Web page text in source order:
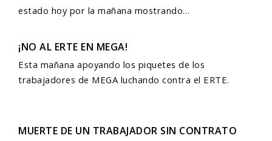
estado hoy por la mañana mostrando…
¡NO AL ERTE EN MEGA!
Esta mañana apoyando los piquetes de los
trabajadores de MEGA luchando contra el ERTE.
MUERTE DE UN TRABAJADOR SIN CONTRATO